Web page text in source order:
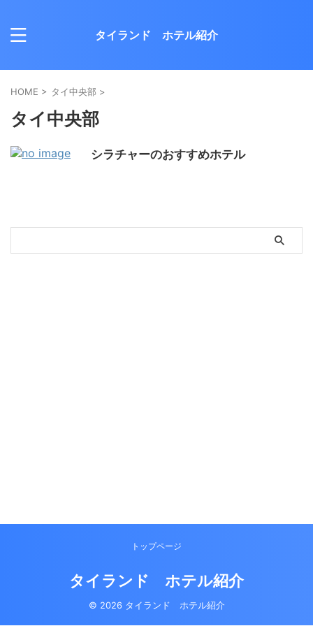
タイランド ホテル紹介
HOME > タイ中央部 >
タイ中央部
シラチャーのおすすめホテル
トップページ
タイランド ホテル紹介
© 2026 タイランド ホテル紹介